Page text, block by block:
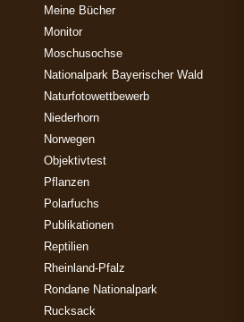
Meine Bücher
Monitor
Moschusochse
Nationalpark Bayerischer Wald
Naturfotowettbewerb
Niederhorn
Norwegen
Objektivtest
Pflanzen
Polarfuchs
Publikationen
Reptilien
Rheinland-Pfalz
Rondane Nationalpark
Rucksack